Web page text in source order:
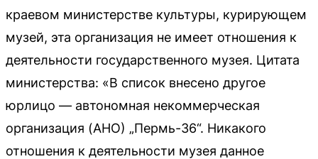
краевом министерстве культуры, курирующем
музей, эта организация не имеет отношения к
деятельности государственного музея. Цитата
министерства: «В список внесено другое
юрлицо — автономная некоммерческая
организация (АНО) „Пермь-36“. Никакого
отношения к деятельности музея данное